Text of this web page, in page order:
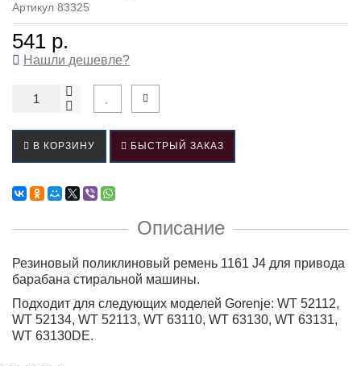
Артикул 83325
541 р.
Нашли дешевле?
В КОРЗИНУ БЫСТРЫЙ ЗАКАЗ
Описание
Резиновый поликлиновый ремень 1161 J4 для привода
барабана стиральной машины.
Подходит для следующих моделей Gorenje: WT 52112,
WT 52134, WT 52113, WT 63110, WT 63130, WT 63131,
WT 63130DE.